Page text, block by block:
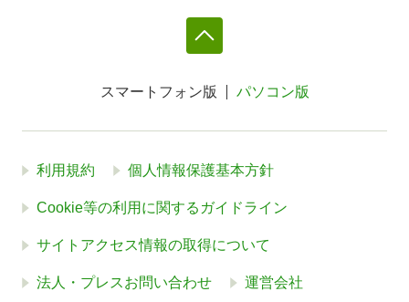
スマートフォン版 パソコン版
利用規約 個人情報保護基本方針
Cookie等の利用に関するガイドライン
サイトアクセス情報の取得について
法人・プレスお問い合わせ 運営会社